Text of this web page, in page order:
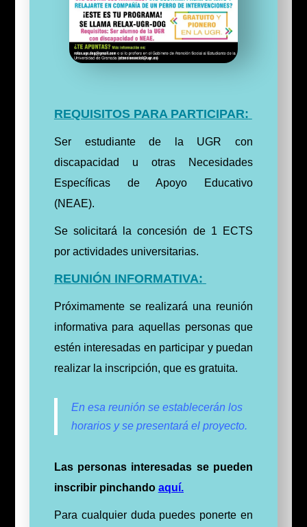
REQUISITOS PARA PARTICIPAR:
Ser estudiante de la UGR con
discapacidad u otras Necesidades
Específicas de Apoyo Educativo
(NEAE).
Se solicitará la concesión de 1 ECTS
por actividades universitarias.
REUNIÓN INFORMATIVA:
Próximamente se realizará una reunión
informativa para aquellas personas que
estén interesadas en participar y puedan
realizar la inscripción, que es gratuita.
En esa reunión se establecerán los
horarios y se presentará el proyecto.
Las personas interesadas se pueden
inscribir pinchando aquí.
Para cualquier duda puedes ponerte en